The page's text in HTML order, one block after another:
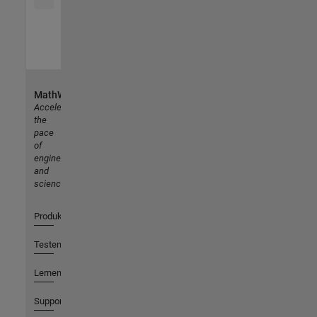
MathWorks
Accelerating
the
pace
of
engineering
and
science
Produkte
Testen oder Kaufen
Lernen
Support